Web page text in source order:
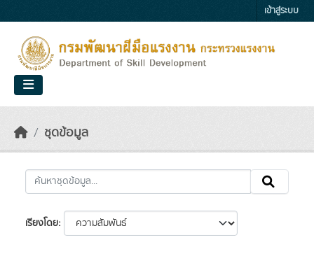
เข้าสู่ระบบ
ชุดข้อมูล
เรียงโดย